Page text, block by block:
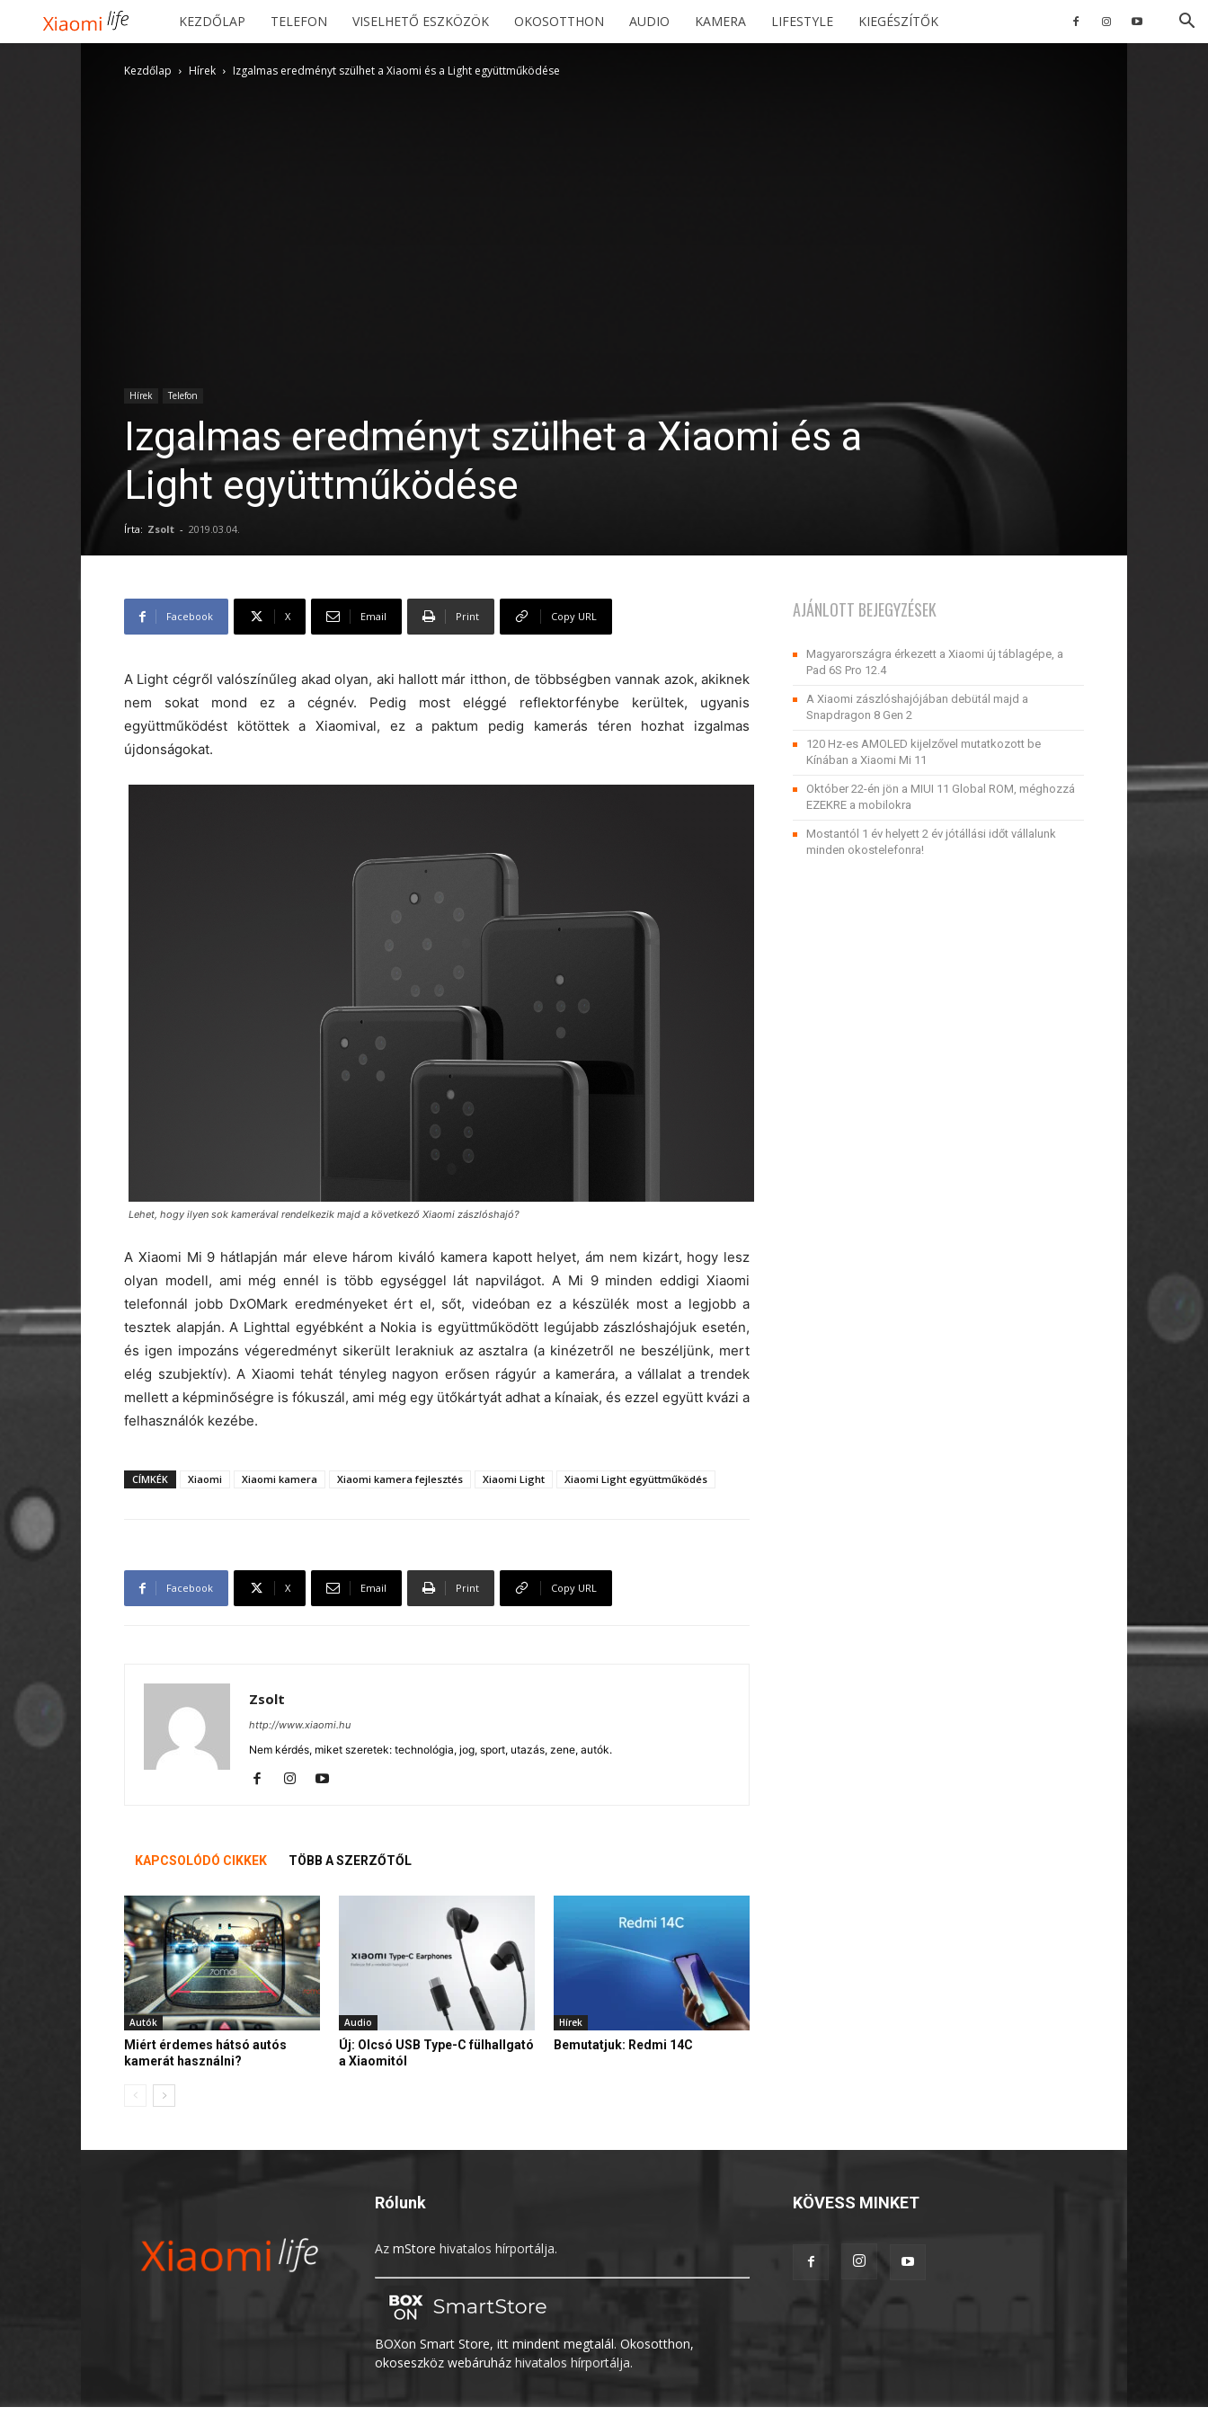
Xiaomilife
KEZDŐLAP TELEFON VISELHETŐ ESZKÖZÖK OKOSOTTHON AUDIO KAMERA LIFESTYLE KIEGÉSZÍTŐK
Kezdőlap Hírek Izgalmas eredményt szülhet a Xiaomi és a Light együttműködése
Hírek Telefon
Izgalmas eredményt szülhet a Xiaomi és a
Light együttműködése
Írta: Zsolt - 2019.03.04.
Facebook X Email Print Copy URL
A Light cégről valószínűleg akad olyan, aki hallott már itthon, de többségben vannak azok, akiknek
nem sokat mond ez a cégnév. Pedig most eléggé reflektorfénybe kerültek, ugyanis
együttműködést kötöttek a Xiaomival, ez a paktum pedig kamerás téren hozhat izgalmas
újdonságokat.
Lehet, hogy ilyen sok kamerával rendelkezik majd a következő Xiaomi zászlóshajó?
A Xiaomi Mi 9 hátlapján már eleve három kiváló kamera kapott helyet, ám nem kizárt, hogy lesz
olyan modell, ami még ennél is több egységgel lát napvilágot. A Mi 9 minden eddigi Xiaomi
telefonnál jobb DxOMark eredményeket ért el, sőt, videóban ez a készülék most a legjobb a
tesztek alapján. A Lighttal egyébként a Nokia is együttműködött legújabb zászlóshajójuk esetén,
és igen impozáns végeredményt sikerült lerakniuk az asztalra (a kinézetről ne beszéljünk, mert
elég szubjektív). A Xiaomi tehát tényleg nagyon erősen rágyúr a kamerára, a vállalat a trendek
mellett a képminőségre is fókuszál, ami még egy ütőkártyát adhat a kínaiak, és ezzel együtt kvázi a
felhasználók kezébe.
CÍMKÉK Xiaomi Xiaomi kamera Xiaomi kamera fejlesztés Xiaomi Light Xiaomi Light együttműködés
Facebook X Email Print Copy URL
Zsolt
http://www.xiaomi.hu
Nem kérdés, miket szeretek: technológia, jog, sport, utazás, zene, autók.
KAPCSOLÓDÓ CIKKEK TÖBB A SZERZŐTŐL
Autók
Miért érdemes hátsó autós
kamerát használni?
Audio
Új: Olcsó USB Type-C fülhallgató
a Xiaomitól
Hírek
Bemutatjuk: Redmi 14C
AJÁNLOTT BEJEGYZÉSEK
Magyarországra érkezett a Xiaomi új táblagépe, a
Pad 6S Pro 12.4
A Xiaomi zászlóshajójában debütál majd a
Snapdragon 8 Gen 2
120 Hz-es AMOLED kijelzővel mutatkozott be
Kínában a Xiaomi Mi 11
Október 22-én jön a MIUI 11 Global ROM, méghozzá
EZEKRE a mobilokra
Mostantól 1 év helyett 2 év jótállási időt vállalunk
minden okostelefonra!
Rólunk
Az mStore hivatalos hírportálja.
BOXon Smart Store, itt mindent megtalál. Okosotthon,
okoseszköz webáruház hivatalos hírportálja.
KÖVESS MINKET